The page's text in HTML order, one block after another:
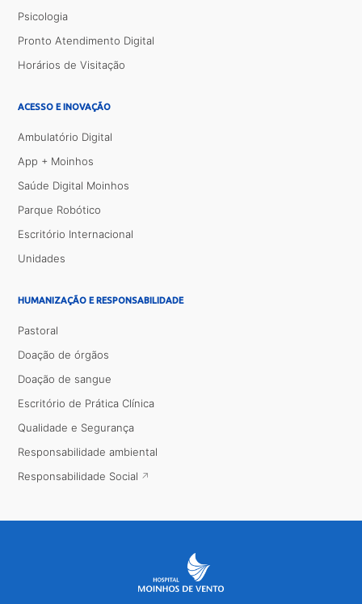
Psicologia
Pronto Atendimento Digital
Horários de Visitação
ACESSO E INOVAÇÃO
Ambulatório Digital
App + Moinhos
Saúde Digital Moinhos
Parque Robótico
Escritório Internacional
Unidades
HUMANIZAÇÃO E RESPONSABILIDADE
Pastoral
Doação de órgãos
Doação de sangue
Escritório de Prática Clínica
Qualidade e Segurança
Responsabilidade ambiental
Responsabilidade Social